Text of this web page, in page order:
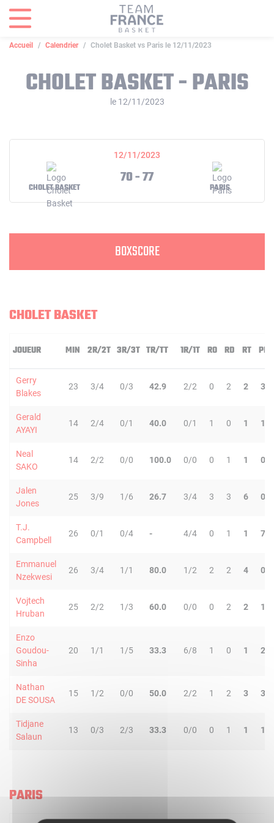
Accueil Calendrier Cholet Basket vs Paris le 12/11/2023
CHOLET BASKET - PARIS
le 12/11/2023
12/11/2023
CHOLET BASKET
70 - 77
PARIS
BOXSCORE
CHOLET BASKET
JOUEUR MIN 2R/2T 3R/3T TR/TT 1R/1T RO RD RT PD
Gerry
Blakes
23 3/4 0/3 42.9 2/2 0 2 2 3
Gerald
AYAYI
14 2/4 0/1 40.0 0/1 1 0 1 1
Neal
SAKO
14 2/2 0/0 100.0 0/0 0 1 1 0
Jalen
Jones
25 3/9 1/6 26.7 3/4 3 3 6 0
T.J.
Campbell
26 0/1 0/4 - 4/4 0 1 1 7
Emmanuel
Nzekwesi
26 3/4 1/1 80.0 1/2 2 2 4 0
Vojtech
Hruban
25 2/2 1/3 60.0 0/0 0 2 2 1
Enzo
Goudou-
Sinha
20 1/1 1/5 33.3 6/8 1 0 1 2
Nathan
DE SOUSA
15 1/2 0/0 50.0 2/2 1 2 3 3
Tidjane
Salaun
13 0/3 2/3 33.3 0/0 0 1 1 1
PARIS
Panneau de gestion des cookies